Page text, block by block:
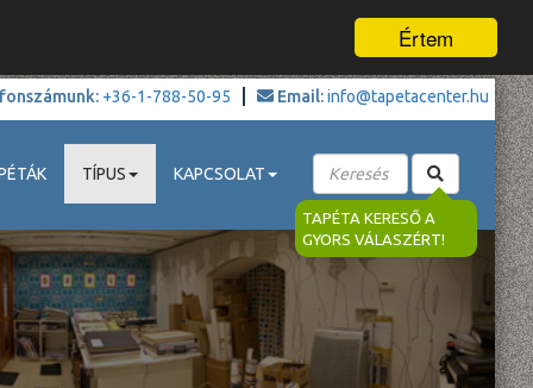
Értem
+36-1-788-50-95 Email:info@tapetacenter.hu
TÍPUS KAPCSOLAT
TAPÉTA KERESŐ A
GYORS VÁLASZÉRT!